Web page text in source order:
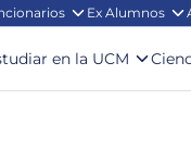
Ex Alumnos
en la UCM